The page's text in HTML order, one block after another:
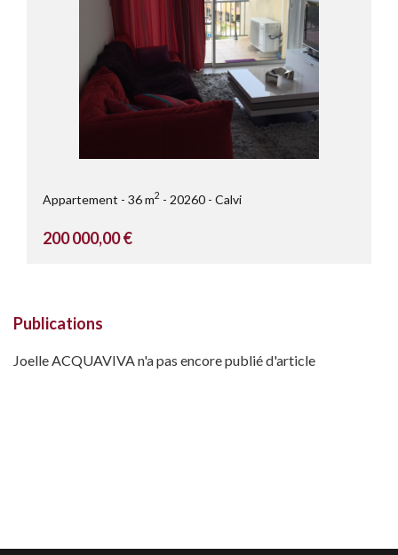
Appartement 36 m2 20260 Calvi
200 000,00 €
Publications
Joelle ACQUAVIVA n'a pas encore publié d'article